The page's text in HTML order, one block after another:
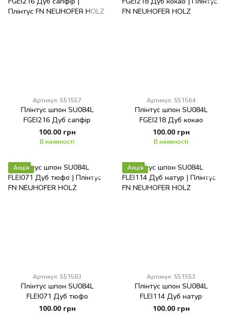
Артикул: 551557
Плінтус шпон SU084L
FGEI216 Дуб сапфір
100.00 грн
В наявності
Артикул: 551564
Плінтус шпон SU084L
FGEI218 Дуб кокао
100.00 грн
В наявності
Акція
Артикул: 551563
Плінтус шпон SU084L
FLEI071 Дуб тюфо
100.00 грн
Акція
Артикул: 551553
Плінтус шпон SU084L
FLEI114 Дуб натур
100.00 грн